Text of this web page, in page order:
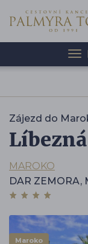
Zájezd do
MAROKO
DAR ZEMORA,
Maroko